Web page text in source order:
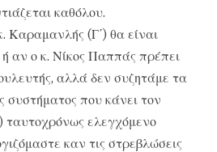
καθόλου.
(Γ΄) θα είναι
αν ο κ. Νίκος Παππάς πρέπει
αλλά δεν συζητάμε τα
συστήματος που κάνει τον
ταυτοχρόνως ελεγχόμενο
καν τις στρεβλώσεις